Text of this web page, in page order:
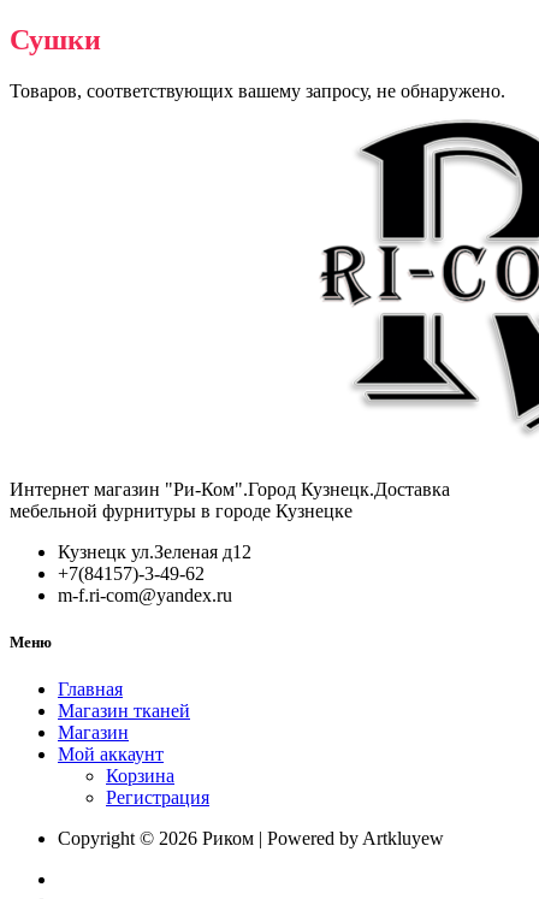
Сушки
Товаров, соответствующих вашему запросу, не обнаружено.
Интернет магазин "Ри-Ком".Город Кузнецк.Доставка
мебельной фурнитуры в городе Кузнецке
Кузнецк ул.Зеленая д12
+7(84157)-3-49-62
m-f.ri-com@yandex.ru
Меню
Главная
Магазин тканей
Магазин
Мой аккаунт
Корзина
Регистрация
Copyright © 2026 Риком | Powered by Artkluyew